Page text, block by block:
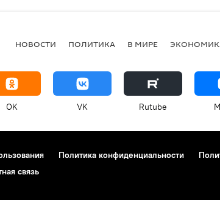
НОВОСТИ ПОЛИТИКА В МИРЕ
OK VK Rutube
Политика конфиденциальности
связь